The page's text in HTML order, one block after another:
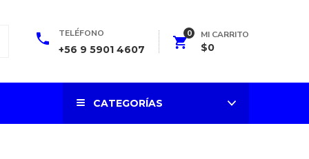
TELÉFONO
+56 9 5901 4607
0 MI CARRITO
$0
CATEGORÍAS